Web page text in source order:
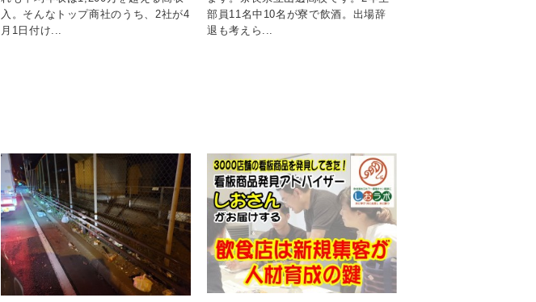
入。そんなトップ商社のうち、2社が4
月1日付け...
部員11名中10名が寮で飲酒。出場辞
退も考えら...